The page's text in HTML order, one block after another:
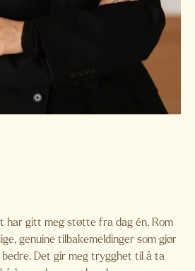
har gitt meg støtte fra dag én. Rom
genuine tilbakemeldinger som gjør
Det gir meg trygghet til å ta